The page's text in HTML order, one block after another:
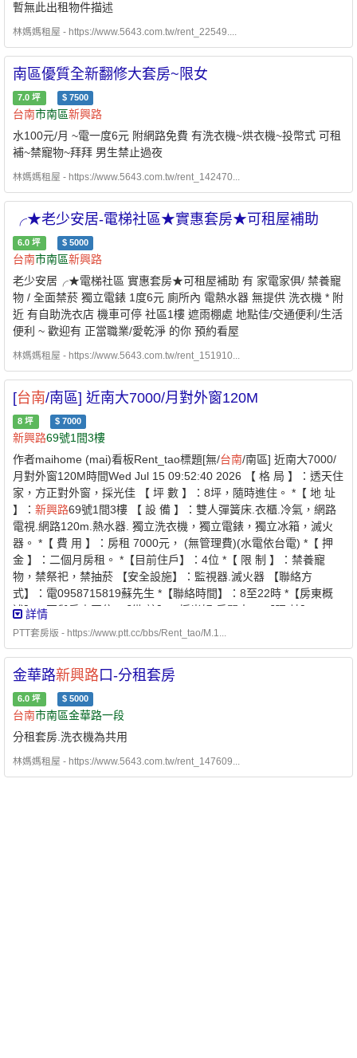
暫無此出租物件描述
林媽媽租屋 - https://www.5643.com.tw/rent_22549....
南區優質全新翻修大套房~限女
7.0 坪 $ 7500
台南市南區新興路
水100元/月 ~電一度6元 附網路免費 有洗衣機~烘衣機~投幣式 可租
補~禁寵物~拜拜 男生禁止過夜
林媽媽租屋 - https://www.5643.com.tw/rent_142470...
╭★老少安居-電梯社區★實惠套房★可租屋補助
6.0 坪 $ 5000
台南市南區新興路
老少安居╭★電梯社區 實惠套房★可租屋補助 有 家電家俱/ 禁養寵
物 / 全面禁菸 獨立電錶 1度6元 廁所內 電熱水器 無提供 洗衣機 * 附
近 有自助洗衣店 機車可停 社區1樓 遮雨棚處 地點佳/交通便利/生活
便利 ~ 歡迎有 正當職業/愛乾淨 的你 預約看屋
林媽媽租屋 - https://www.5643.com.tw/rent_151910...
[台南/南區] 近南大7000/月對外窗120M
8 坪 $ 7000
新興路69號1間3樓
作者maihome (mai)看板Rent_tao標題[無/台南/南區] 近南大7000/
月對外窗120M時間Wed Jul 15 09:52:40 2026 【 格 局 】：透天住
家，方正對外窗，採光佳 【 坪 數 】：8坪，隨時進住。 *【 地 址
】： 新興路69號1間3樓 【 設 備 】：雙人彈簧床.衣櫃.冷氣，網路
電視.網路120m.熱水器. 獨立洗衣機，獨立電錶，獨立冰箱，滅火
器。 *【 費 用 】：房租 7000元， (無管理費)(水電依台電) *【 押
金 】：二個月房租。 *【目前住戶】：4位 *【 限 制 】：禁養寵
物，禁祭祀，禁抽菸 【安全設施】：監視器.滅火器 【聯絡方
式】：電0958715819蘇先生 *【聯絡時間】：8至22時 *【房東概
述】：不與房東同住 *【備 註】：採光好,房間大， 【照 片】：
https://rent.591.com.tw/rent-detail-21619897.html
詳情
PTT套房版 - https://www.ptt.cc/bbs/Rent_tao/M.1...
金華路新興路口-分租套房
6.0 坪 $ 5000
台南市南區金華路一段
分租套房.洗衣機為共用
林媽媽租屋 - https://www.5643.com.tw/rent_147609...